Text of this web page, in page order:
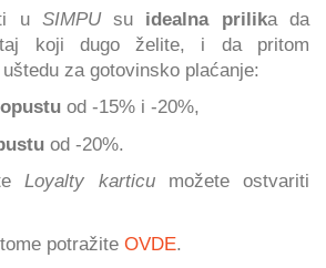
u SIMPUsu idealna prilika da
koji dugo želite, i da pritom
za gotovinsko plaćanje:
od -15% i -20%,
od -20%.
Loyalty karticumožete ostvariti
potražite OVDE.